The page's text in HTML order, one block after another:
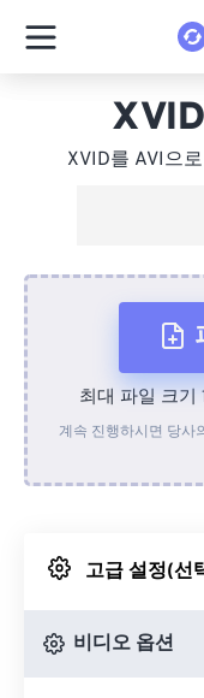
XVID를 AVI으
최대 파일 크기
계속 진행하시면 당사
고급 설정(선
비디오 옵션